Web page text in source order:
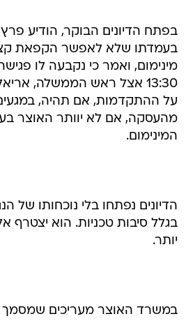
בפתח הדיונים הבוקר, הודיע
בעמדתו שלא לאפשר הקפאת
מינימום, ואמר כי נקבעה לו
13:30 אצל ראש הממשלה,
על ההתקדמות, אם תהיה,
מהעסקה, אם לא יוותר האוצר
המינימום.
הדיונים נפתחו בלי נוכחותו של
בגלל סיבות טכניות. הוא יצטרף
יותר.
במשרד האוצר מעריכים שמסמך